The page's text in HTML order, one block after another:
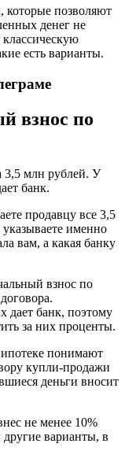
которые позволяют
денег не
есть варианты.
взнос по
3,5 млн рублей. У
банк.
продавцу все 3,5
именно
вам, а какая банку
взнос по
дает банк, поэтому
за них проценты.
понимают
купли-продажи
деньги вносит
не менее 10%
варианты, в